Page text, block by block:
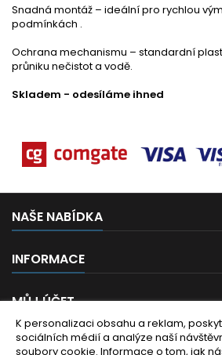
Snadná montáž – ideální pro rychlou
podmínkách .
Ochrana mechanismu – standardní
průniku nečistot a vodě.
Skladem - odesíláme ihned
NAŠE NABÍDKA
INFORMACE
MŮJ ÚČET
KONTAKT
K personalizaci obsahu a reklam,
sociálních médií a analýze naší
soubory cookie. Informace o tom, jak